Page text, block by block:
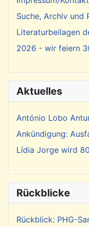
Suche, Archiv und
Literaturbeilagen
2026 - wir feiern
Aktuelles
António Lobo
Ankündigung:
Lídia Jorge wird
Rückblicke
Rückblick: PHG-